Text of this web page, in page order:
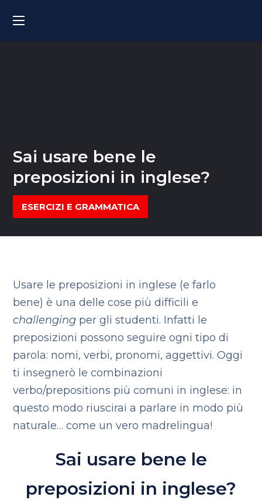
Sai usare bene le
preposizioni in inglese?
ESERCIZI E GRAMMATICA
Usare le preposizioni in inglese (e farlo
bene) è una delle cose più difficili e
challenging per gli studenti. Infatti le
preposizioni possono seguire ogni tipo di
parola: nomi, verbi, pronomi, aggettivi. Oggi
ti insegnerò le combinazioni
verbo/prepositions più comuni in inglese: in
questo modo riuscirai a parlare in modo più
naturale… come un vero madrelingua!
Sai usare bene le
preposizioni in inglese?